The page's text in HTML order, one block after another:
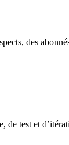
des
de test et